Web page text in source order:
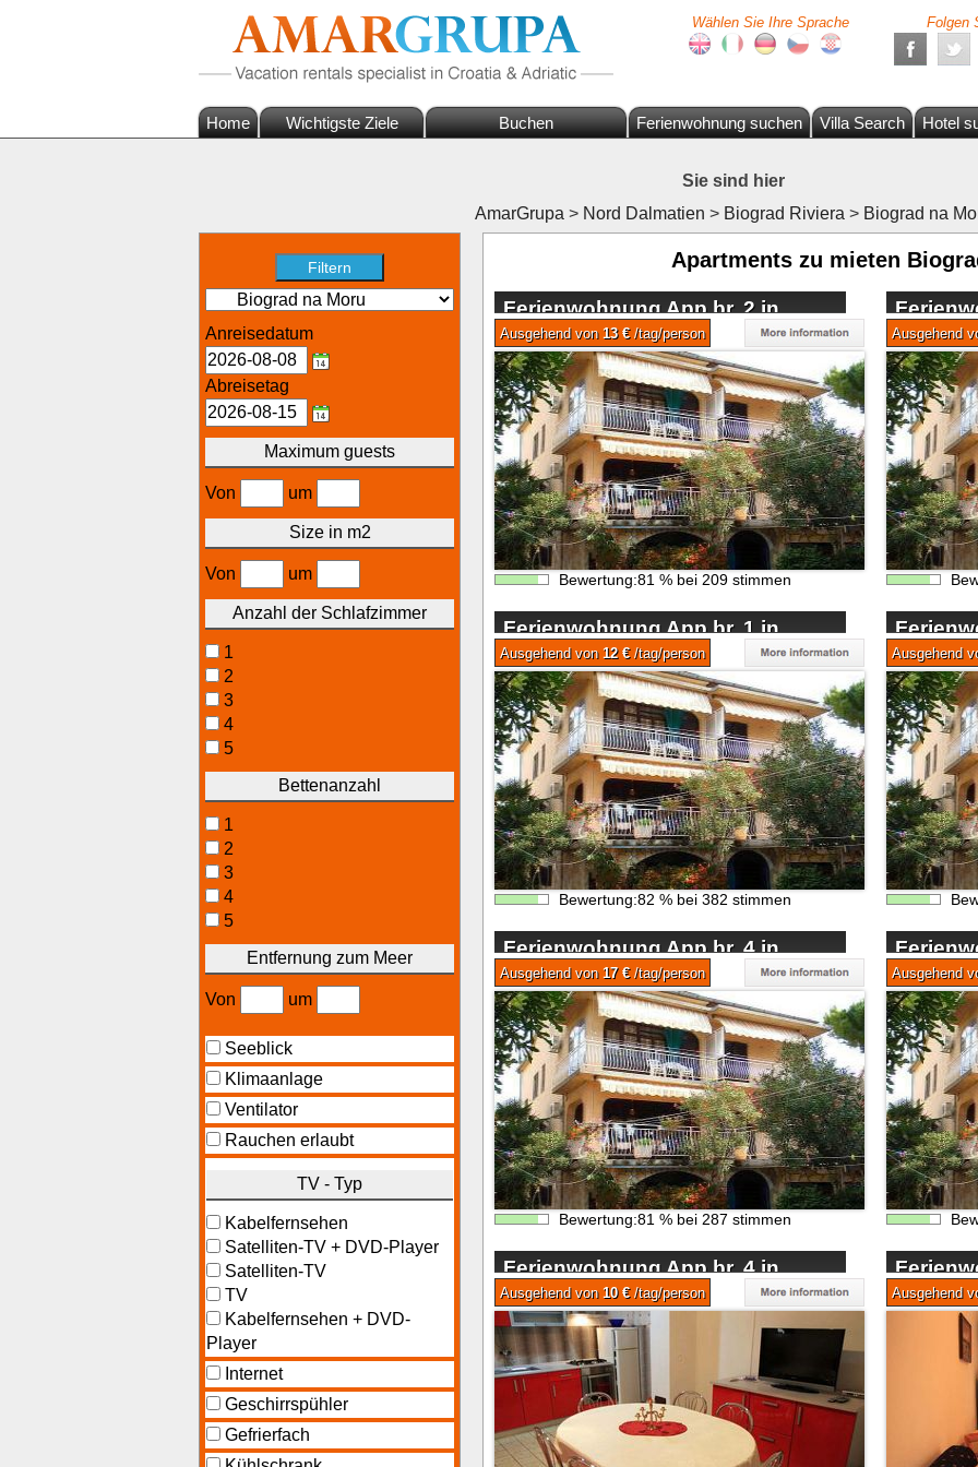
Wählen Sie Ihre Sprache Folgen
Home Wichtigste Ziele Buchen Ferienwohnung suchen Villa Search Hotel
Sie sind hier
AmarGrupa > Nord Dalmatien > Biograd Riviera > Biograd na
Anreisedatum
Abreisetag
Maximum guests
Von um
Size in m2
Von um
Anzahl der Schlafzimmer
1
2
3
4
5
Bettenanzahl
1
2
3
4
5
Entfernung zum Meer
Von um
Seeblick
Klimaanlage
Ventilator
Rauchen erlaubt
TV - Typ
Kabelfernsehen
Satelliten-TV + DVD-Player
Satelliten-TV
TV
Kabelfernsehen + DVD-
Player
Internet
Geschirrspühler
Gefrierfach
Apartments zu mieten
Ferienwohnung App br. 2 in
Biograd na Moru
Ausgehend von 13 €/tag/person
Bewertung:81 % bei 209 stimmen
Ausgehend
Ferienwohnung App br. 1 in
Biograd na Moru
Ausgehend von 12 €/tag/person
Bewertung:82 % bei 382 stimmen
Ausgehend
Ferienwohnung App br. 4 in
Biograd na Moru
Ausgehend von 17 €/tag/person
Bewertung:81 % bei 287 stimmen
Ausgehend
Ferienwohnung App br. 4 in
Biograd na Moru
Ausgehend von 10 €/tag/person Ausgehend